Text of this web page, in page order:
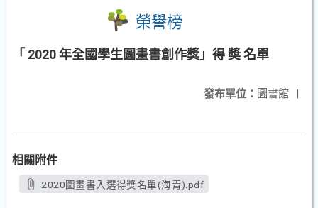
榮譽榜
「 2020 年全國學生圖畫書創作獎」得 奬 名單
發布單位： 圖書館 |
相關附件
2020圖畫書入選得獎名單(海青).pdf